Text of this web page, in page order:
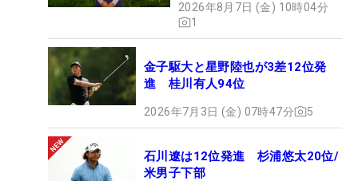
2026年8月7日 (金) 10時04分
1
金子駆大と星野陸也が3差12位発
進 桂川有人94位
2026年7月3日 (金) 07時47分 5
石川遼は12位発進 杉浦悠太20位/
米男子下部